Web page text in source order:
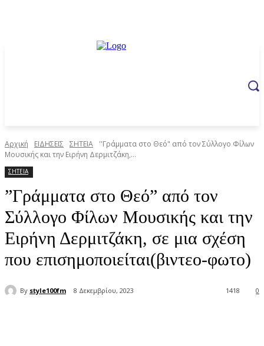
Αρχική ΕΙΔΗΣΕΙΣ ΣΗΤΕΙΑ
''Γράμματα στο Θεό" από τον Σύλλογο Φίλων
Μουσικής και την Ειρήνη Δερμιτζάκη,...
ΣΗΤΕΙΑ
”Γράμματα στο Θεό” από τον
Σύλλογο Φίλων Μουσικής και την
Ειρήνη Δερμιτζάκη, σε μια σχέση
που επισημοποιείται(βιντεο-φωτο)
By style100fm 8 Δεκεμβρίου, 2023 0
1418